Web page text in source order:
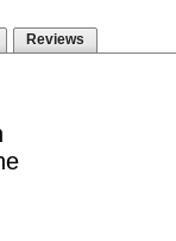
Reviews